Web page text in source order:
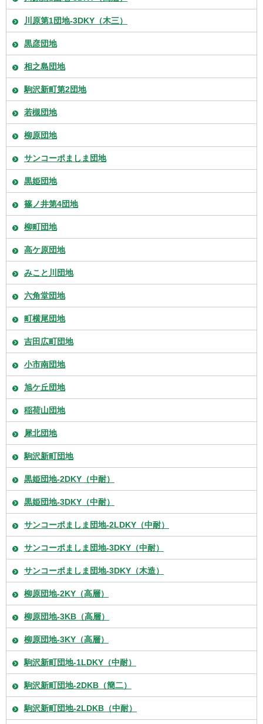
川原第1団地-3DKY（木三）
黒彦団地
相之島団地
駒沢新町第2団地
若槻団地
柳原団地
サンコーポましま団地
黒姫団地
篠ノ井第4団地
柳町団地
高ケ原団地
みこと川団地
六角堂団地
町横尾団地
吉田広町団地
小市南団地
旭ケ丘団地
稲荷山団地
犀北団地
駒沢新町団地
黒姫団地-2DKY（中耐）
黒姫団地-3DKY（中耐）
サンコーポましま団地-2LDKY（中耐）
サンコーポましま団地-3DKY（中耐）
サンコーポましま団地-3DKY（木造）
柳原団地-2KY（高層）
柳原団地-3KB（高層）
柳原団地-3KY（高層）
駒沢新町団地-1LDKY（中耐）
駒沢新町団地-2DKB（簡二）
駒沢新町団地-2LDKB（中耐）